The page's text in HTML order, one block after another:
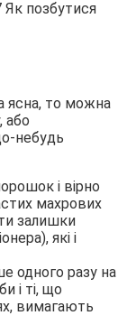
ясна, то можна
або
небудь
і вірно
махрових
залишки
які і
одного разу на
і ті, що
вимагають